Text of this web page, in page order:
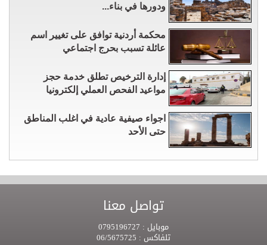
ودورها في بناء...
محكمة أردنية توافق على تغيير اسم
عائلة تسبب بحرج اجتماعي
إدارة الترخيص تطلق خدمة حجز
مواعيد الفحص العملي إلكترونيا
اجواء صيفية عادية في اغلب المناطق
حتى الأحد
تواصل معنا
موبايل :
تلفاكس :